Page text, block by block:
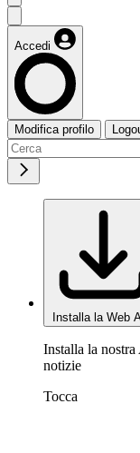
Accedi
Modifica profilo
Installa la Web
Installa la
notizie
Tocca